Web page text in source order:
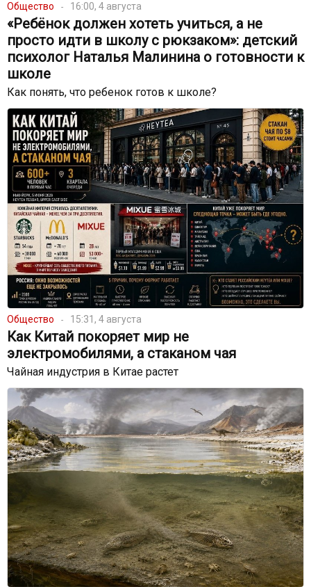
Общество 16:00, 4 августа
«Ребёнок должен хотеть учиться, а не
просто идти в школу с рюкзаком»: детский
психолог Наталья Малинина о готовности к
школе
Как понять, что ребенок готов к школе?
Общество 15:31, 4 августа
Как Китай покоряет мир не
электромобилями, а стаканом чая
Чайная индустрия в Китае растет